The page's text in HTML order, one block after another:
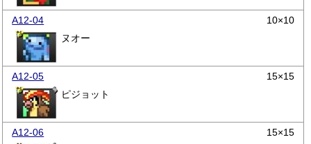
A12-04
10×10
ヌオー
A12-05
15×15
ピジョット
A12-06
15×15